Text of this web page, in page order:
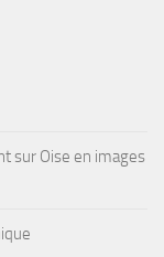
sur Oise en images